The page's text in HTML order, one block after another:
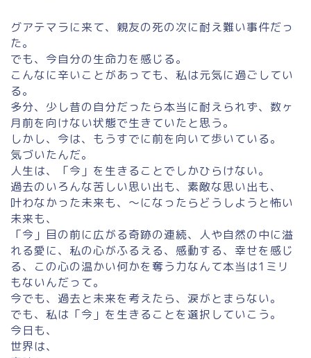
グアテマラに来て、親友の死の次に耐え難い事件だっ
た。
でも、今自分の生命力を感じる。
こんなに辛いことがあっても、私は元気に過ごしてい
る。
多分、少し昔の自分だったら本当に耐えられず、数ヶ
月前を向けない状態で生きていたと思う。
しかし、今は、もうすでに前を向いて歩いている。
気づいたんだ。
人生は、「今」を生きることでしかひらけない。
過去のいろんな苦しい思い出も、素敵な思い出も、
叶わなかった未来も、〜になったらどうしようと怖い
未来も、
「今」目の前に広がる奇跡の連続、人や自然の中に溢
れる愛に、私の心がふるえる、感動する、幸せを感じ
る、この心の温かい何かを奪う力なんて本当は1ミリ
もないんだって。
今でも、過去と未来を考えたら、涙がとまらない。
でも、私は「今」を生きることを選択していこう。
今日も、
世界は、